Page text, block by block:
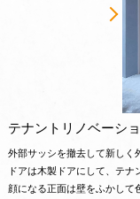
テナントリノベーシ
外部サッシを撤去して新しく
ドアは木製ドアにして、テ
顔になる正面は壁をふかして